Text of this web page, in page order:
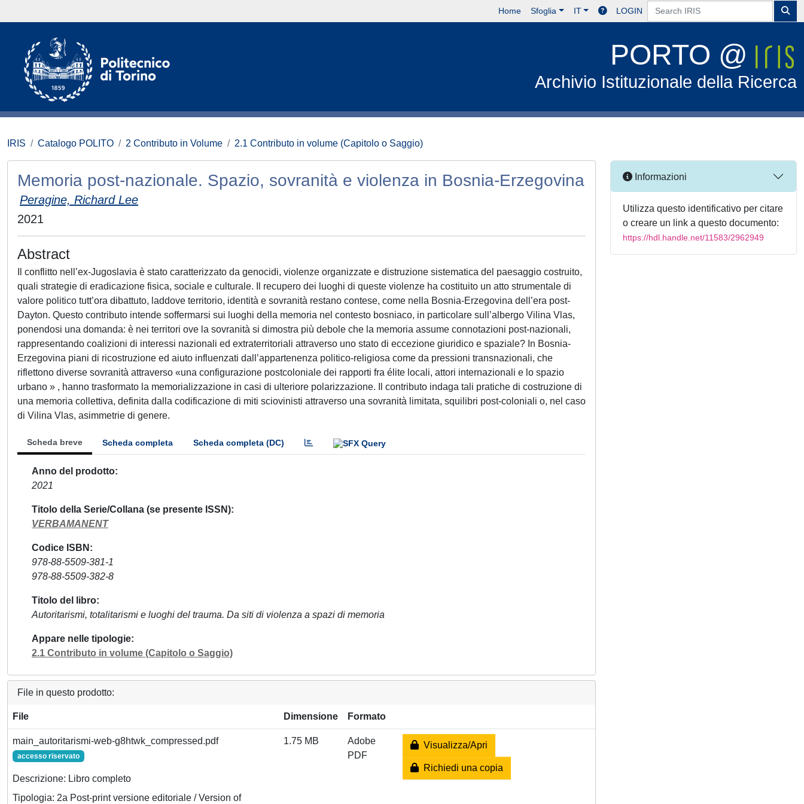
Home Sfoglia IT LOGIN
PORTO @
Archivio Istituzionale della Ricerca
IRIS Catalogo POLITO 2 Contributo in Volume 2.1 Contributo in volume (Capitolo o Saggio)
Memoria post-nazionale. Spazio, sovranità e violenza in Bosnia-Erzegovina
Peragine, Richard Lee
2021
Abstract
Il conflitto nell’ex-Jugoslavia è stato caratterizzato da genocidi, violenze organizzate e distruzione sistematica del paesaggio costruito,
quali strategie di eradicazione fisica, sociale e culturale. Il recupero dei luoghi di queste violenze ha costituito un atto strumentale di
valore politico tutt’ora dibattuto, laddove territorio, identità e sovranità restano contese, come nella Bosnia-Erzegovina dell’era post-
Dayton. Questo contributo intende soffermarsi sui luoghi della memoria nel contesto bosniaco, in particolare sull’albergo Vilina Vlas,
ponendosi una domanda: è nei territori ove la sovranità si dimostra più debole che la memoria assume connotazioni post-nazionali,
rappresentando coalizioni di interessi nazionali ed extraterritoriali attraverso uno stato di eccezione giuridico e spaziale? In Bosnia-
Erzegovina piani di ricostruzione ed aiuto influenzati dall’appartenenza politico-religiosa come da pressioni transnazionali, che
riflettono diverse sovranità attraverso «una configurazione postcoloniale dei rapporti fra élite locali, attori internazionali e lo spazio
urbano » , hanno trasformato la memorializzazione in casi di ulteriore polarizzazione. Il contributo indaga tali pratiche di costruzione di
una memoria collettiva, definita dalla codificazione di miti sciovinisti attraverso una sovranità limitata, squilibri post-coloniali o, nel caso
di Vilina Vlas, asimmetrie di genere.
Scheda breve Scheda completa Scheda completa (DC)
Anno del prodotto
2021
Titolo della Serie/Collana (se presente ISSN)
VERBAMANENT
Codice ISBN
978-88-5509-381-1
978-88-5509-382-8
Titolo del libro
Autoritarismi, totalitarismi e luoghi del trauma. Da siti di violenza a spazi di memoria
Appare nelle tipologie
2.1 Contributo in volume (Capitolo o Saggio)
File in questo prodotto:
File Dimensione Formato
main_autoritarismi-web-g8htwk_compressed.pdf
accesso riservato
Descrizione: Libro completo
Tipologia: 2a Post-print versione editoriale / Version of
1.75 MB
Adobe
PDF
Visualizza/Apri
Richiedi una copia
Informazioni
Utilizza questo identificativo per citare
o creare un link a questo documento:
https://hdl.handle.net/11583/2962949